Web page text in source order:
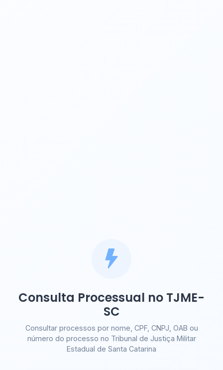
Consulta Processual no TJME-
SC
Consultar processos por nome, CPF, CNPJ, OAB ou
número do processo no Tribunal de Justiça Militar
Estadual de Santa Catarina